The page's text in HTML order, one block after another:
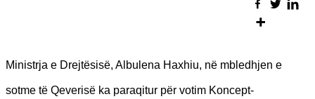
Ministrja e Drejtësisë, Albulena Haxhiu, në mbledhjen e
sotme të Qeverisë ka paraqitur për votim Koncept-